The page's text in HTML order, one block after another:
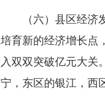
（六）县区经济发
培育新的经济增长点
入双双突破亿元大关
宁，东区的银江，西